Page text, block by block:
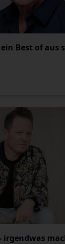
Best of aus